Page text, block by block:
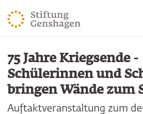
ZUM HAUPTINHALT SPRINGEN
ZUR SUCHE SPRINGEN
75 Jahre Kriegsende -
Schülerinnen und
bringen Wände zum
Auftaktveranstaltung zum